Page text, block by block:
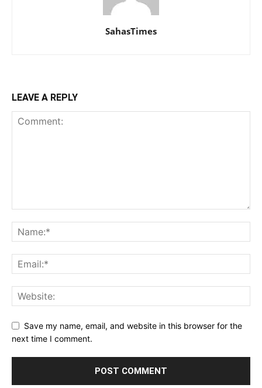
SahasTimes
LEAVE A REPLY
Save my name, email, and website in this browser for the
next time I comment.